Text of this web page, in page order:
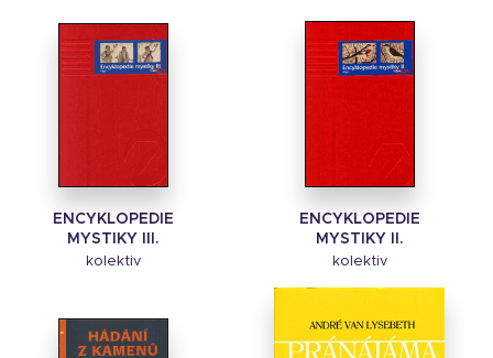
ENCYKLOPEDIE
MYSTIKY III.
kolektiv
ENCYKLOPEDIE
MYSTIKY II.
kolektiv